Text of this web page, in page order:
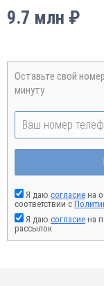
9.7 млн ₽
Оставьте свой
минуту
Я даю согласие на
соответствии с
Я даю согласие на
рассылок